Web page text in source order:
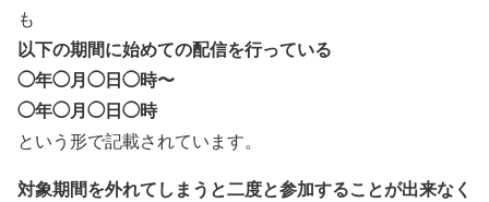
も
以下の期間に始めての配信を行っている
◯年◯月◯日◯時〜
◯年◯月◯日◯時
という形で記載されています。
対象期間を外れてしまうと二度と参加することが出来なく